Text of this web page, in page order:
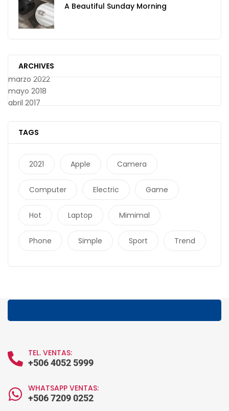
A Beautiful Sunday Morning
ARCHIVES
marzo 2022
mayo 2018
abril 2017
TAGS
2021 Apple Camera
Computer Electric Game
Hot Laptop Mimimal
Phone Simple Sport Trend
TEL. VENTAS:
+506 4052 5999
WHATSAPP VENTAS:
+506 7209 0252